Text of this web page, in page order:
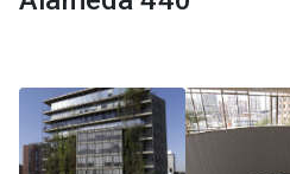
Reglamento de
Universidad Católica
Reglamento de
Católica de Chile LLM